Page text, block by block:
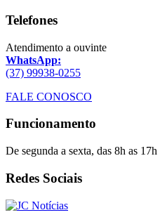
Telefones
Atendimento a ouvinte
WhatsApp:
(37) 99938-0255
FALE CONOSCO
Funcionamento
De segunda a sexta, das 8h as 17h
Redes Sociais